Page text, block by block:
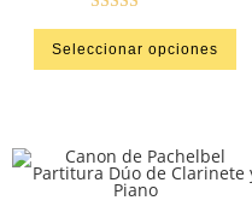
Valorado en
5.00de 5
Seleccionar opciones